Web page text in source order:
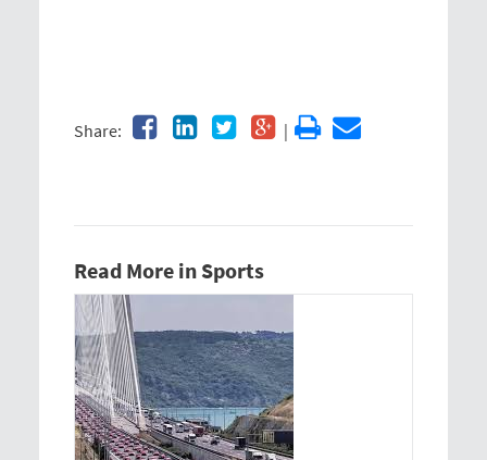
Share: |
Read More in Sports